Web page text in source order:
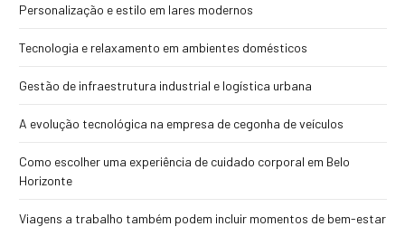
Personalização e estilo em lares modernos
Tecnologia e relaxamento em ambientes domésticos
Gestão de infraestrutura industrial e logística urbana
A evolução tecnológica na empresa de cegonha de veículos
Como escolher uma experiência de cuidado corporal em Belo
Horizonte
Viagens a trabalho também podem incluir momentos de bem-estar